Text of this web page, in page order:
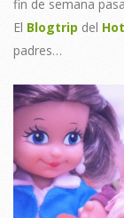
fin de semana
El Blogtrip del
padres…